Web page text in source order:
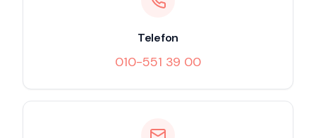
Telefon
010-551 39 00